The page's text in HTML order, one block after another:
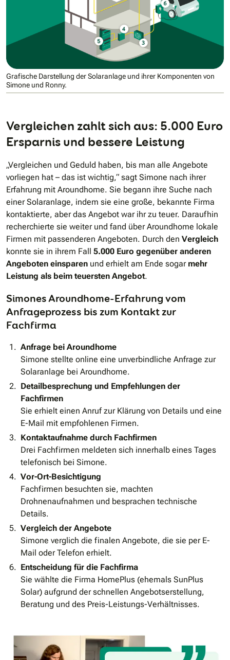
Grafische Darstellung der Solaranlage und ihrer Komponenten von
Simone und Ronny.
Vergleichen zahlt sich aus: 5.000 Euro
Ersparnis und bessere Leistung
„Vergleichen und Geduld haben, bis man alle Angebote
vorliegen hat – das ist wichtig,“ sagt Simone nach ihrer
Erfahrung mit Aroundhome. Sie begann ihre Suche nach
einer Solaranlage, indem sie eine große, bekannte Firma
kontaktierte, aber das Angebot war ihr zu teuer. Daraufhin
recherchierte sie weiter und fand über Aroundhome lokale
Firmen mit passenderen Angeboten. Durch den Vergleich
konnte sie in ihrem Fall 5.000 Euro gegenüber anderen
Angeboten einsparen und erhielt am Ende sogar mehr
Leistung als beim teuersten Angebot.
Simones Aroundhome-Erfahrung vom
Anfrageprozess bis zum Kontakt zur
Fachfirma
Anfrage bei Aroundhome
Simone stellte online eine unverbindliche Anfrage zur
Solaranlage bei Aroundhome.
Detailbesprechung und Empfehlungen der
Fachfirmen
Sie erhielt einen Anruf zur Klärung von Details und eine
E-Mail mit empfohlenen Firmen.
Kontaktaufnahme durch Fachfirmen
Drei Fachfirmen meldeten sich innerhalb eines Tages
telefonisch bei Simone.
Vor-Ort-Besichtigung
Fachfirmen besuchten sie, machten
Drohnenaufnahmen und besprachen technische
Details.
Vergleich der Angebote
Simone verglich die finalen Angebote, die sie per E-
Mail oder Telefon erhielt.
Entscheidung für die Fachfirma
Sie wählte die Firma HomePlus (ehemals SunPlus
Solar) aufgrund der schnellen Angebotserstellung,
Beratung und des Preis-Leistungs-Verhältnisses.